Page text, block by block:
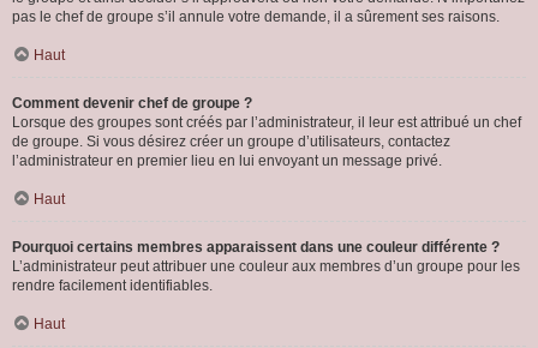
pas le chef de groupe s’il annule votre demande, il a sûrement ses raisons.
Haut
Comment devenir chef de groupe ?
Lorsque des groupes sont créés par l’administrateur, il leur est attribué un chef
de groupe. Si vous désirez créer un groupe d’utilisateurs, contactez
l’administrateur en premier lieu en lui envoyant un message privé.
Haut
Pourquoi certains membres apparaissent dans une couleur différente ?
L’administrateur peut attribuer une couleur aux membres d’un groupe pour les
rendre facilement identifiables.
Haut